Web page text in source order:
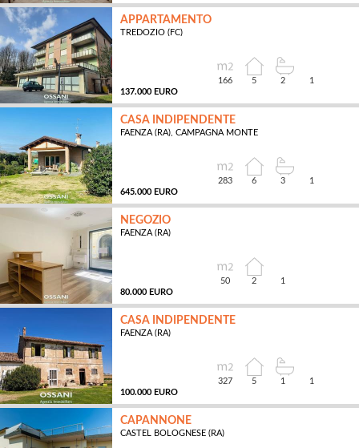
APPARTAMENTO
TREDOZIO (FC)
137.000 EURO
166 5 2 1
CASA INDIPENDENTE
FAENZA (RA), CAMPAGNA MONTE
645.000 EURO
283 6 3 1
NEGOZIO
FAENZA (RA)
80.000 EURO
50 2 1
CASA INDIPENDENTE
FAENZA (RA)
100.000 EURO
327
MQ
5 1 1
CAPANNONE
CASTEL BOLOGNESE (RA)